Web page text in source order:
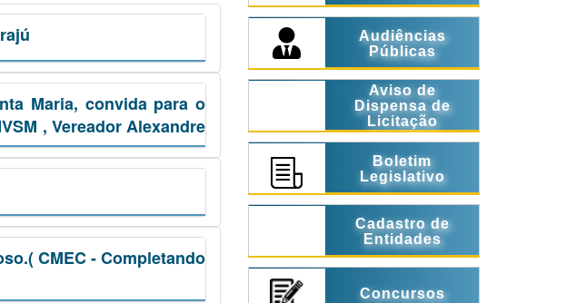
Maria, convida para o
, Vereador Alexandre
CMEC - Completando
Audiências
Públicas
Aviso de
Dispensa de
Licitação
Boletim
Legislativo
Cadastro de
Entidades
Concursos